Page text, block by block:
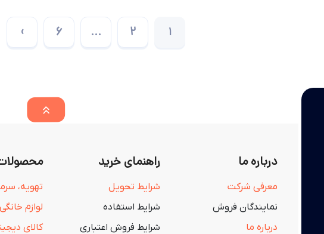
1
2
…
6
›
درباره ما
معرفی شرکت
نمایندگان فروش
درباره ما
راهنمای خرید
شرایط تحویل
شرایط استفاده
شرایط فروش اعتباری
تهویه،
لوازم خانگی
کالای